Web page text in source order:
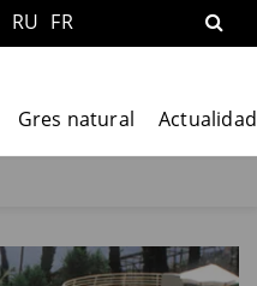
RU FR
Gres natural Actualidad